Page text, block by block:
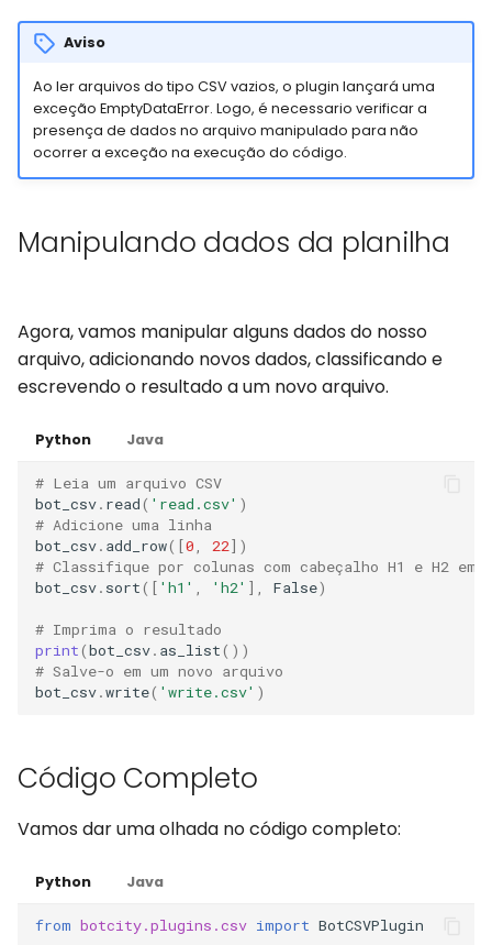
Aviso
Ao ler arquivos do tipo CSV vazios, o plugin lançará uma
exceção EmptyDataError. Logo, é necessario verificar a
presença de dados no arquivo manipulado para não
ocorrer a exceção na execução do código.
Manipulando dados da planilha
Agora, vamos manipular alguns dados do nosso
arquivo, adicionando novos dados, classificando e
escrevendo o resultado a um novo arquivo.
Python Java
# Leia um arquivo CSV
bot_csv. read( 'read.csv' )
# Adicione uma linha
bot_csv. add_row([0, 22])
# Classifique por colunas com cabeçalho H1 e H2 em
bot_csv. sort([ 'h1' , 'h2' ], False)
# Imprima o resultado
print(bot_csv. as_list())
# Salve-o em um novo arquivo
bot_csv.write( 'write.csv' )
Código Completo
Vamos dar uma olhada no código completo:
Python Java
from botcity.plugins.csv import BotCSVPlugin